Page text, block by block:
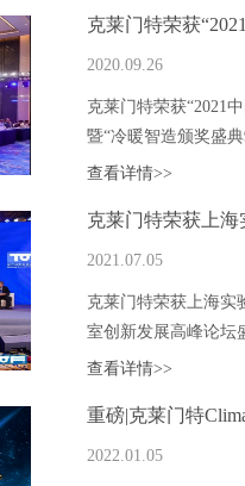
克莱门特荣获
2020.09.26
克莱门特荣获“2021
暨“冷暖智造颁奖盛
查看详情>>
克莱门特荣获上海
2021.07.05
克莱门特荣获上海实
室创新发展高峰论坛
查看详情>>
重磅|克莱门特
2022.01.05